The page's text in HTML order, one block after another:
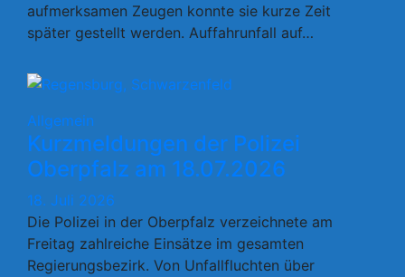
aufmerksamen Zeugen konnte sie kurze Zeit
später gestellt werden. Auffahrunfall auf…
Allgemein
Kurzmeldungen der Polizei
Oberpfalz am 18.07.2026
18. Juli 2026
Die Polizei in der Oberpfalz verzeichnete am
Freitag zahlreiche Einsätze im gesamten
Regierungsbezirk. Von Unfallfluchten über